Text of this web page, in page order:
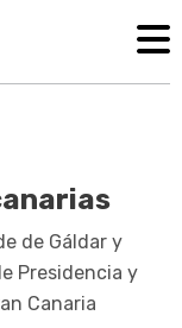
de Gáldar y
Presidencia y
Canaria